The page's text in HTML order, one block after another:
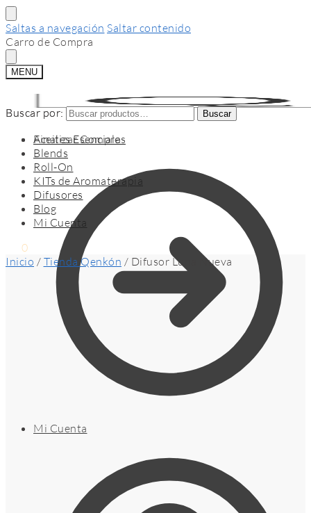
Saltas a navegación Saltar contenido
Carro de Compra
MENU
Buscar por: Buscar
Finalizar Compra
Mi Cuenta
Buscar por: Buscar
Aceites Esenciales
Blends
Roll-On
KITs de Aromaterapia
Difusores
Blog
Mi Cuenta
0
Inicio / Tienda Qenkón / Difusor Luna Nueva